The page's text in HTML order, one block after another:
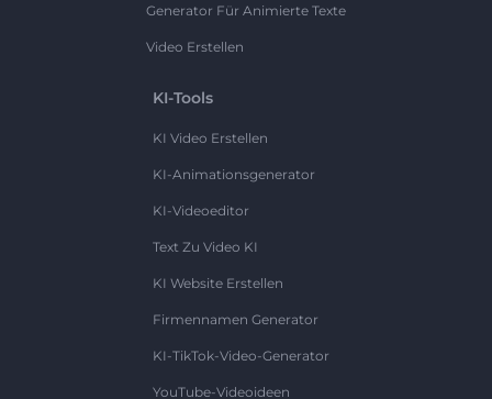
Generator Für Animierte Texte
Video Erstellen
KI-Tools
KI Video Erstellen
KI-Animationsgenerator
KI-Videoeditor
Text Zu Video KI
KI Website Erstellen
Firmennamen Generator
KI-TikTok-Video-Generator
YouTube-Videoideen